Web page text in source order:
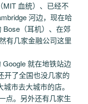
MIT 血统）、已经不
河边，现在哈
（耳机）、在郊
有几家金融公司这里
就在地铁站边
开了全国也没几家的
市去大城市的店。
点。另外还有几家生